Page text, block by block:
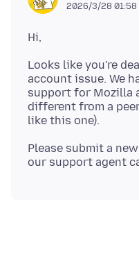
2026/3/28 01:58
Looks like you're
account issue. We
support for Mozilla
different from a
Please submit a